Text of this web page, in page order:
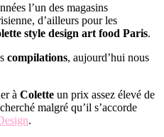
l’un des magasins
d’ailleurs pour les
style design art food Paris.
compilations, aujourd’hui nous
à Colette un prix assez élevé de
malgré qu’il s’accorde
.